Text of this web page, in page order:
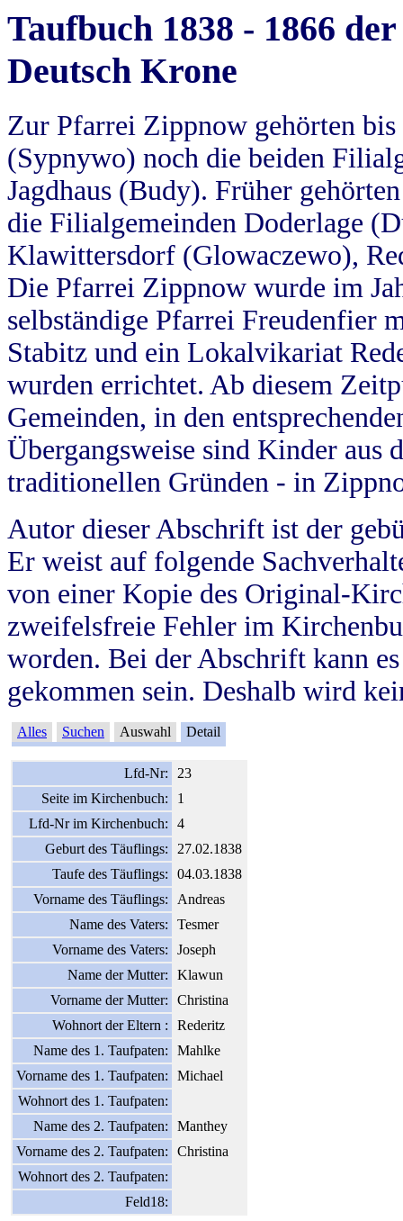
Taufbuch 1838 - 1866
Deutsch Krone
Zur Pfarrei Zippnow gehörten
(Sypnywo) noch die beiden
Jagdhaus (Budy). Früher
die Filialgemeinden Doderlage
Klawittersdorf (Glowaczewo),
Die Pfarrei Zippnow wurde im
selbständige Pfarrei Freudenfier
Stabitz und ein Lokalvikariat
wurden errichtet. Ab diesem
Gemeinden, in den
Übergangsweise sind Kinder aus
traditionellen Gründen - in
Autor dieser Abschrift ist der
Er weist auf folgende
von einer Kopie des Original-
zweifelsfreie Fehler im
worden. Bei der Abschrift kann
gekommen sein. Deshalb wird
Alles Suchen Auswahl Detail
Lfd-Nr:
23
Seite im Kirchenbuch:
1
Lfd-Nr im Kirchenbuch:
4
Geburt des Täuflings:
27.02.1838
Taufe des Täuflings:
04.03.1838
Vorname des Täuflings:
Andreas
Name des Vaters:
Tesmer
Vorname des Vaters:
Joseph
Name der Mutter:
Klawun
Vorname der Mutter:
Christina
Wohnort der Eltern :
Rederitz
Name des 1. Taufpaten:
Mahlke
Vorname des 1. Taufpaten:
Michael
Wohnort des 1. Taufpaten:
Name des 2. Taufpaten:
Manthey
Vorname des 2. Taufpaten:
Christina
Wohnort des 2. Taufpaten:
Feld18: